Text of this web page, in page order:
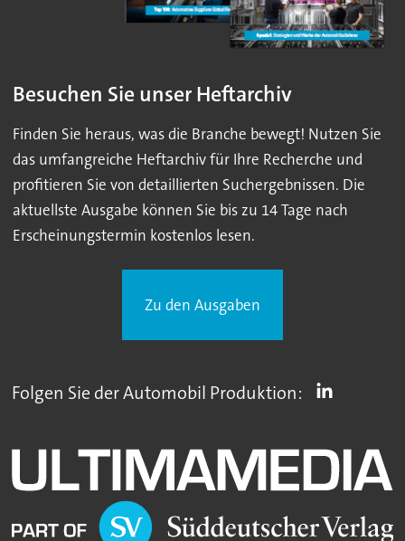
Besuchen Sie unser Heftarchiv
Finden Sie heraus, was die Branche bewegt! Nutzen Sie
das umfangreiche Heftarchiv für Ihre Recherche und
profitieren Sie von detaillierten Suchergebnissen. Die
aktuellste Ausgabe können Sie bis zu 14 Tage nach
Erscheinungstermin kostenlos lesen.
Zu den Ausgaben
Folgen Sie der Automobil Produktion: